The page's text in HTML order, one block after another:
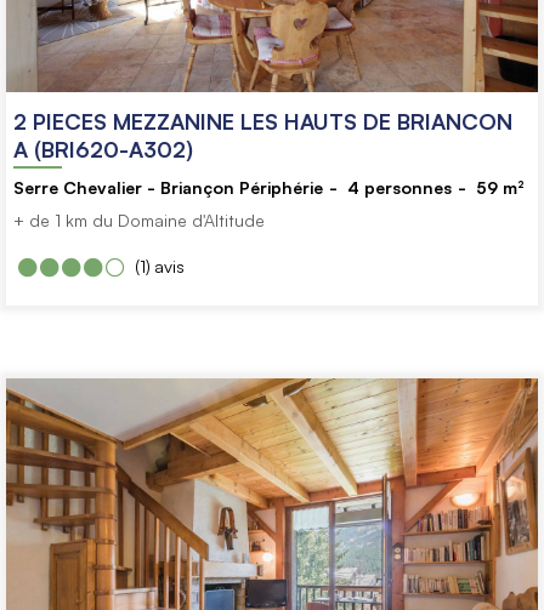
2 PIECES MEZZANINE LES HAUTS DE BRIANCON
A (BRI620-A302)
Serre Chevalier - Briançon Périphérie 4 personnes 59 m²
+ de 1 km du Domaine d'Altitude
avis
(1)